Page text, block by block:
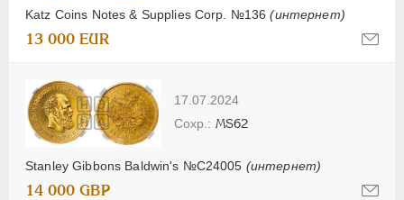
Katz Coins Notes & Supplies Corp. №136(интернет)
13 000 EUR
17.07.2024
Stanley Gibbons Baldwin's №C24005 (интернет)
MS62
14 000 GBP